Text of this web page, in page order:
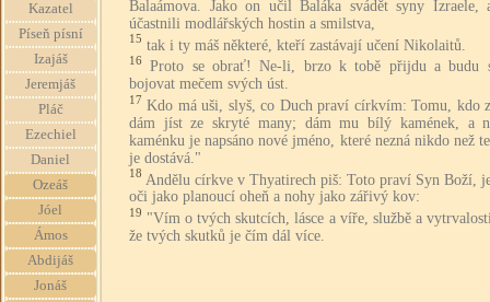
Kazatel
Píseň písní
Izajáš
Jeremjáš
Pláč
Ezechiel
Daniel
Ozeáš
Jóel
Ámos
Abdijáš
Jonáš
Balaámova. Jako on učil Baláka svádět syny Izraele,
účastnili modlářských hostin a smilstva,
15 tak i ty máš některé, kteří zastávají učení Nikolaitů.
16
Proto se obrať! Ne-li, brzo k tobě přijdu a budu
bojovat mečem svých úst.
17 Kdo má uši, slyš, co Duch praví církvím: Tomu, kdo
dám jíst ze skryté many; dám mu bílý kamének, a
kaménku je napsáno nové jméno, které nezná nikdo než
je dostává."
18 Andělu církve v Thyatirech piš: Toto praví Syn Boží,
oči jako planoucí oheň a nohy jako zářivý kov:
19 "Vím o tvých skutcích, lásce a víře, službě a
že tvých skutků je čím dál více.